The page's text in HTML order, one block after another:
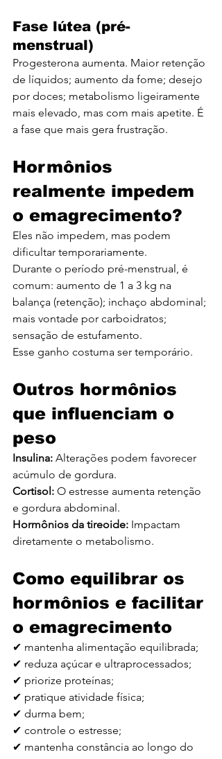
Fase lútea (pré-
menstrual)
Progesterona aumenta. Maior retenção
de líquidos; aumento da fome; desejo
por doces; metabolismo ligeiramente
mais elevado, mas com mais apetite. É
a fase que mais gera frustração.
Hormônios
realmente impedem
o emagrecimento?
Eles não impedem, mas podem
dificultar temporariamente.
Durante o período pré-menstrual, é
comum: aumento de 1 a 3 kg na
balança (retenção); inchaço abdominal;
mais vontade por carboidratos;
sensação de estufamento.
Esse ganho costuma ser temporário.
Outros hormônios
que influenciam o
peso
Insulina: Alterações podem favorecer
acúmulo de gordura.
Cortisol: O estresse aumenta retenção
e gordura abdominal.
Hormônios da tireoide: Impactam
diretamente o metabolismo.
Como equilibrar os
hormônios e facilitar
o emagrecimento
✔ mantenha alimentação equilibrada;
✔ reduza açúcar e ultraprocessados;
✔ priorize proteínas;
✔ pratique atividade física;
✔ durma bem;
✔ controle o estresse;
✔ mantenha constância ao longo do